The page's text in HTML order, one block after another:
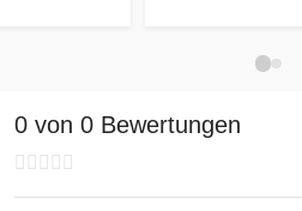
0 von 0 Bewertungen